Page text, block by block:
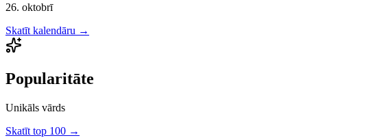
26. oktobrī
Skatīt kalendāru →
Popularitāte
Unikāls vārds
Skatīt top 100 →